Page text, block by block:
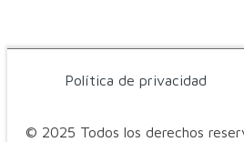
© 2025 Todos los derechos
Política de privacidad